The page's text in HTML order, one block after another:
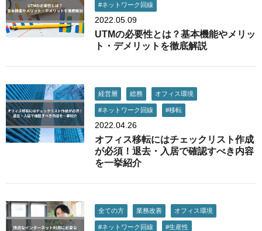
#ネットワーク回線
2022.05.09
UTMの必要性とは？基本機能やメリッ
ト・デメリットを徹底解説
経営層 総務 オフィス環境
#ネットワーク回線 #移転
2022.04.26
オフィス移転にはチェックリスト作成
が必須！退去・入居で確認すべき内容
を一挙紹介
全ての方 業務改善 オフィス環境
#ネットワーク回線 #生産性